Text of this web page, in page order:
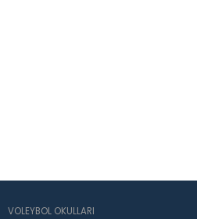
VOLEYBOL OKULLARI